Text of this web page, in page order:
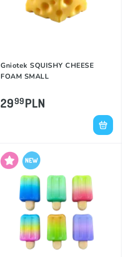
Gniotek SQUISHY CHEESE
FOAM SMALL
2999PLN